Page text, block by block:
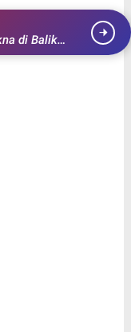
di Balik